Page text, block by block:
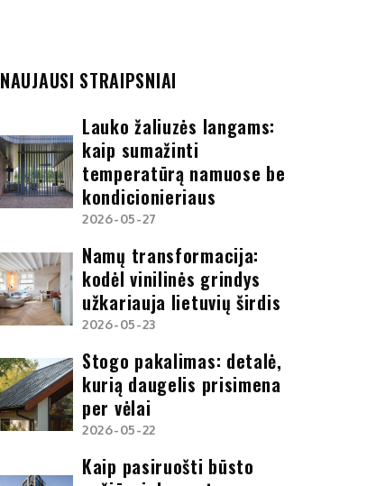
NAUJAUSI STRAIPSNIAI
Lauko žaliuzės langams:
kaip sumažinti
temperatūrą namuose be
kondicionieriaus
2026-05-27
Namų transformacija:
kodėl vinilinės grindys
užkariauja lietuvių širdis
2026-05-23
Stogo pakalimas: detalė,
kurią daugelis prisimena
per vėlai
2026-05-22
Kaip pasiruošti būsto